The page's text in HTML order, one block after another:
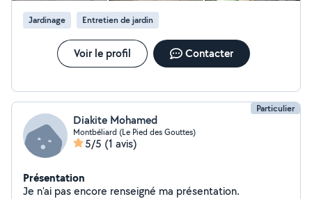
Jardinage Entretien de jardin
Voir le profil Contacter
Particulier
Diakite Mohamed
Montbéliard (Le Pied des Gouttes)
5/5 (1 avis)
Présentation
Je n'ai pas encore renseigné ma présentation.